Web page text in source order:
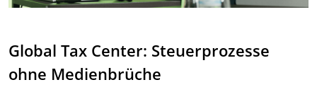
Global Tax Center: Steuerprozesse
ohne Medienbrüche